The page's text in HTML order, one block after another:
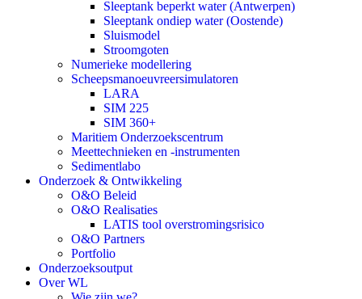
Sleeptank beperkt water (Antwerpen)
Sleeptank ondiep water (Oostende)
Sluismodel
Stroomgoten
Numerieke modellering
Scheepsmanoeuvreersimulatoren
LARA
SIM 225
SIM 360+
Maritiem Onderzoekscentrum
Meettechnieken en -instrumenten
Sedimentlabo
Onderzoek & Ontwikkeling
O&O Beleid
O&O Realisaties
LATIS tool overstromingsrisico
O&O Partners
Portfolio
Onderzoeksoutput
Over WL